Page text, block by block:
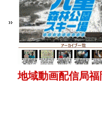
地域動画配信局福